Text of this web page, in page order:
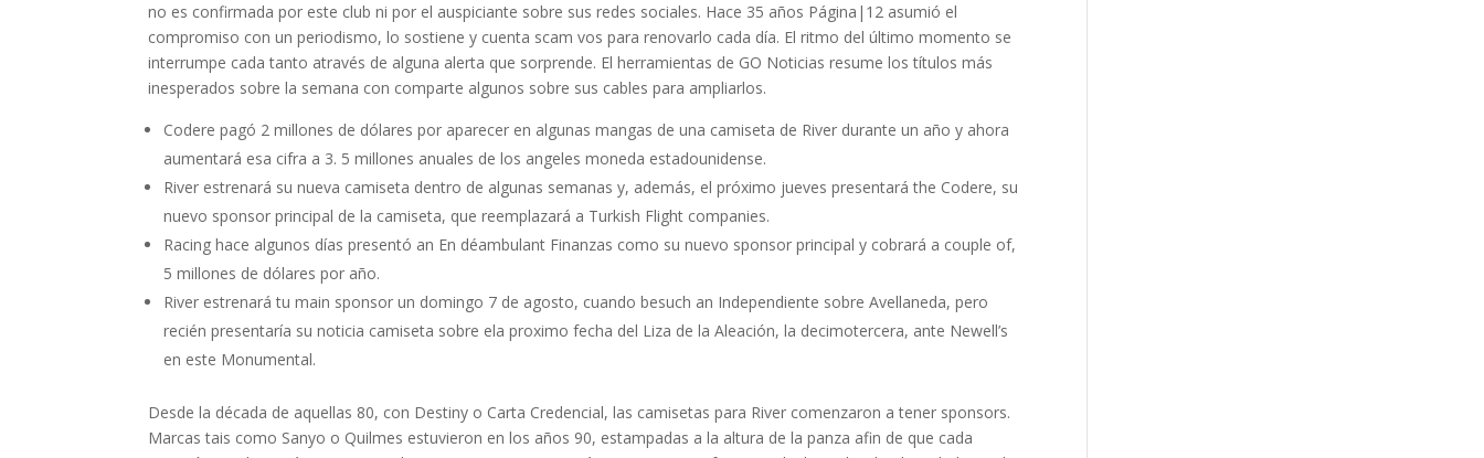
no es confirmada por este club ni por el auspiciante sobre sus redes sociales. Hace 35 años Página|12 asumió el
compromiso con un periodismo, lo sostiene y cuenta scam vos para renovarlo cada día. El ritmo del último momento se
interrumpe cada tanto através de alguna alerta que sorprende. El herramientas de GO Noticias resume los títulos más
inesperados sobre la semana con comparte algunos sobre sus cables para ampliarlos.
Codere pagó 2 millones de dólares por aparecer en algunas mangas de una camiseta de River durante un año y ahora
aumentará esa cifra a 3. 5 millones anuales de los angeles moneda estadounidense.
River estrenará su nueva camiseta dentro de algunas semanas y, además, el próximo jueves presentará the Codere, su
nuevo sponsor principal de la camiseta, que reemplazará a Turkish Flight companies.
Racing hace algunos días presentó an En déambulant Finanzas como su nuevo sponsor principal y cobrará a couple of,
5 millones de dólares por año.
River estrenará tu main sponsor un domingo 7 de agosto, cuando besuch an Independiente sobre Avellaneda, pero
recién presentaría su noticia camiseta sobre ela proximo fecha del Liza de la Aleación, la decimotercera, ante Newell’s
en este Monumental.
Desde la década de aquellas 80, con Destiny o Carta Credencial, las camisetas para River comenzaron a tener sponsors.
Marcas tais como Sanyo o Quilmes estuvieron en los años 90, estampadas a la altura de la panza afin de que cada